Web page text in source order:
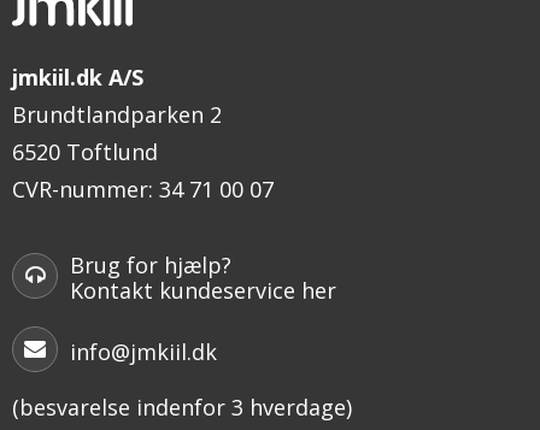
jmkiil.dk A/S
Brundtlandparken 2
6520 Toftlund
CVR-nummer: 34 71 00 07
Brug for hjælp?
Kontakt kundeservice her
info@jmkiil.dk
(besvarelse indenfor 3 hverdage)